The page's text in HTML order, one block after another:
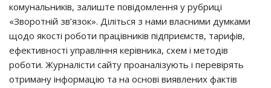
комунальників, залиште повідомлення у рубриці
«Зворотній зв’язок». Діліться з нами власними думками
щодо якості роботи працівників підприємств, тарифів,
ефективності управління керівника, схем і методів
роботи. Журналісти сайту проаналізують і перевірять
отриману інформацію та на основі виявлених фактів